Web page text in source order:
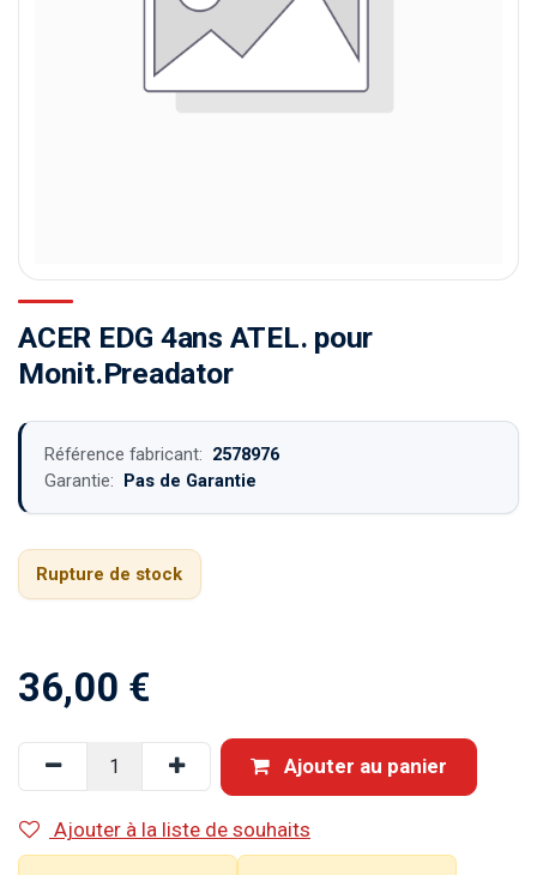
ACER EDG 4ans ATEL. pour
Monit.Preadator
Référence fabricant: 2578976
Garantie:
Pas de Garantie
Rupture de stock
36,00 €
Ajouter au panier
Ajouter à la liste de souhaits